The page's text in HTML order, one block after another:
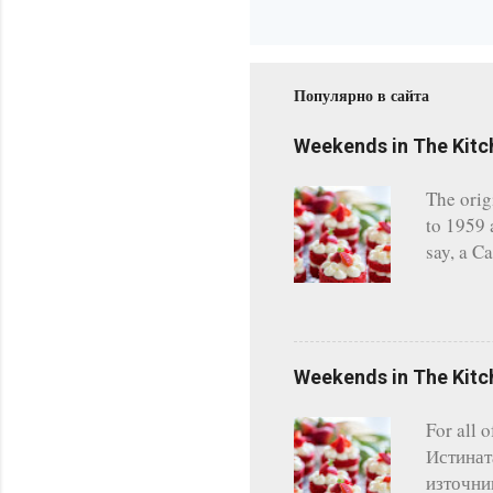
Популярно в сайта
Weekends in The
The
to 1959
say, a
share
Weekends in The
For all